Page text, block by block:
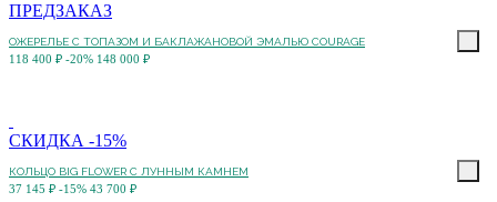
ПРЕДЗАКАЗ
ОЖЕРЕЛЬЕ С ТОПАЗОМ И БАКЛАЖАНОВОЙ ЭМАЛЬЮ COURAGE
118 400 ₽ -20% 148 000 ₽
СКИДКА -15%
КОЛЬЦО BIG FLOWER С ЛУННЫМ КАМНЕМ
37 145 ₽ -15% 43 700 ₽